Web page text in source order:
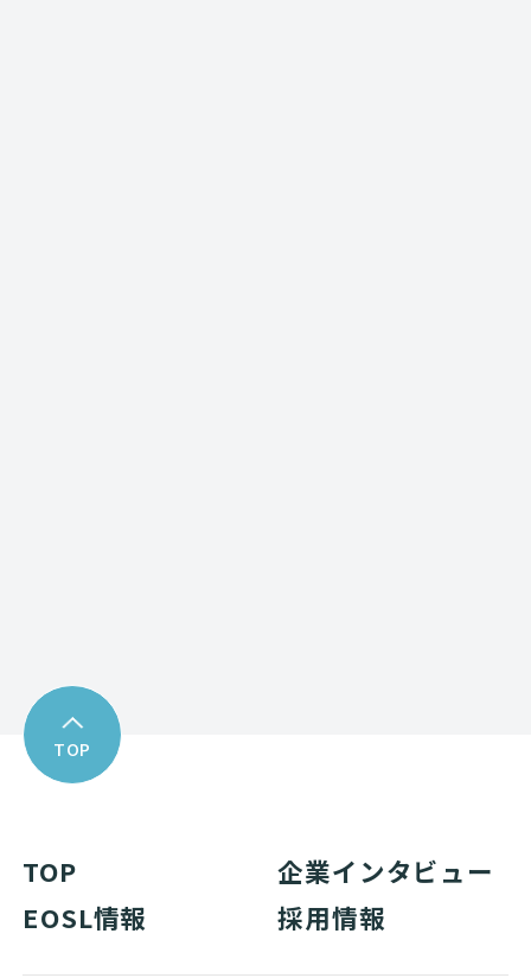
TOP
TOP
企業インタビュー
EOSL情報
採用情報